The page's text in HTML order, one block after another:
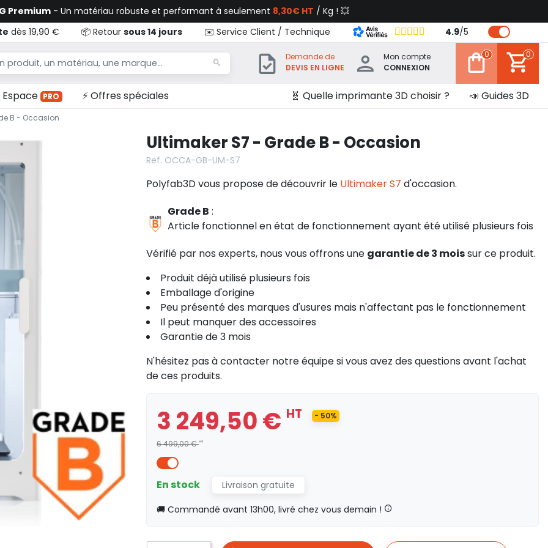
Premium - Un matériau robuste et performant à seulement 8,30€ HT / Kg ! 💥
dès 19,90 € 📦 Retour sous 14 jours ✉️ Service Client / Technique 4.9/5
Demande de
DEVIS EN LIGNE
Mon compte
CONNEXION
0 0
Espace PRO ⚡ Offres spéciales 🧬 Quelle imprimante 3D choisir ? 📣 Guides 3D
B - Occasion
Ultimaker S7 - Grade B - Occasion
Ref. OCCA-GB-UM-S7
Polyfab3D vous propose de découvrir le Ultimaker S7 d'occasion.
Grade B :
Article fonctionnel en état de fonctionnement ayant été utilisé plusieurs fois
Vérifié par nos experts, nous vous offrons une garantie de 3 moissur ce produit.
Produit déjà utilisé plusieurs fois
Emballage d'origine
Peu présenté des marques d'usures mais n'affectant pas le fonctionnement
Il peut manquer des accessoires
Garantie de 3 mois
N'hésitez pas à contacter notre équipe si vous avez des questions avant l'achat
de ces produits.
3 249,50 € HT
6 499,00 €HT
- 50%
En stock
Livraison gratuite
🚚 Commandé avant 13h00, livré chez vous demain !